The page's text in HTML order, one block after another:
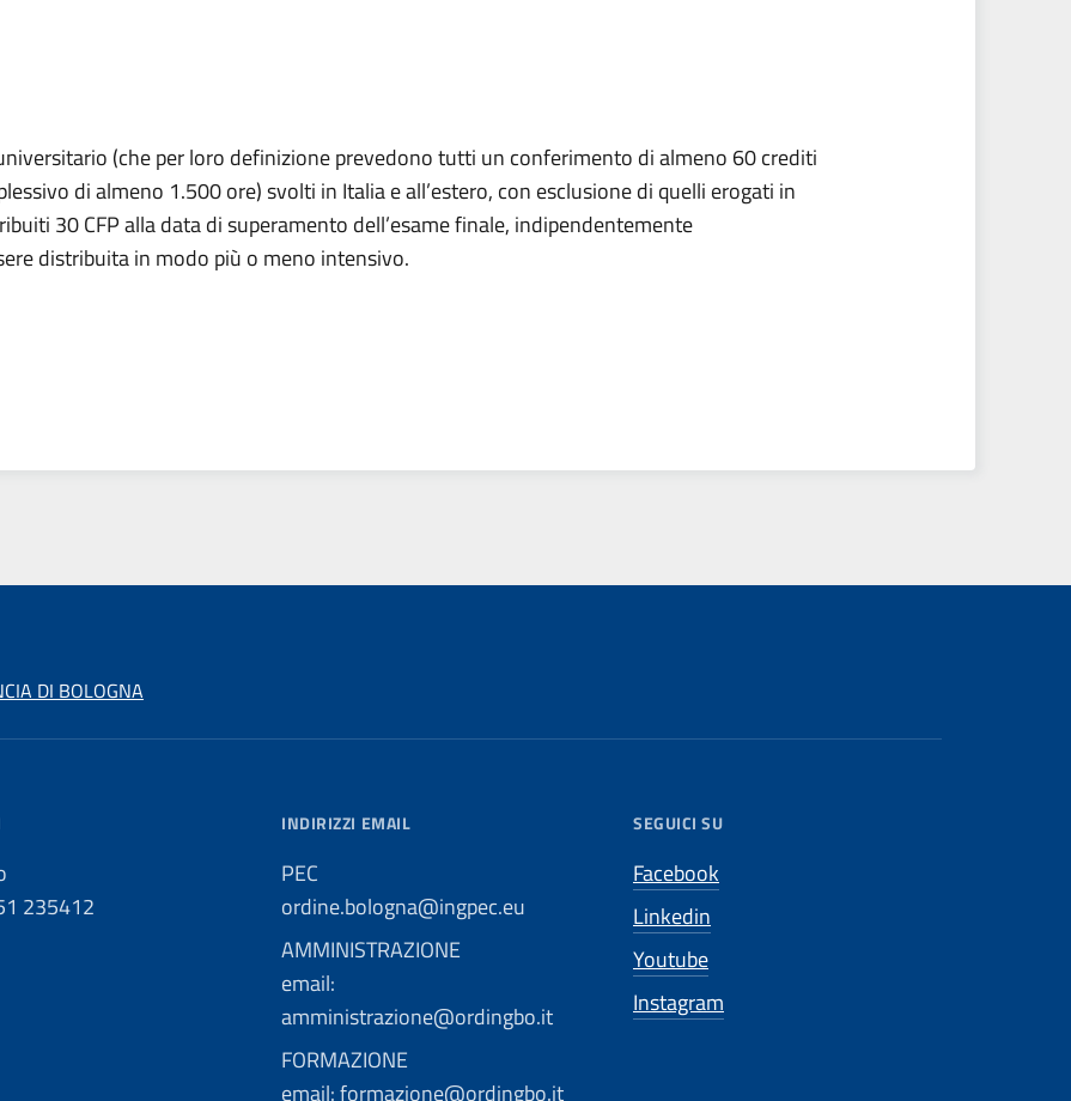
(che per loro definizione prevedono tutti un conferimento di almeno 60 crediti
di almeno 1.500 ore) svolti in Italia e all’estero, con esclusione di quelli erogati in
30 CFP alla data di superamento dell’esame finale, indipendentemente
distribuita in modo più o meno intensivo.
DI BOLOGNA
235412
INDIRIZZI EMAIL
PEC
ordine.bologna@ingpec.eu
AMMINISTRAZIONE
email:
amministrazione@ordingbo.it
FORMAZIONE
email: formazione@ordingbo.it
SEGUICI SU
Facebook
Linkedin
Youtube
Instagram